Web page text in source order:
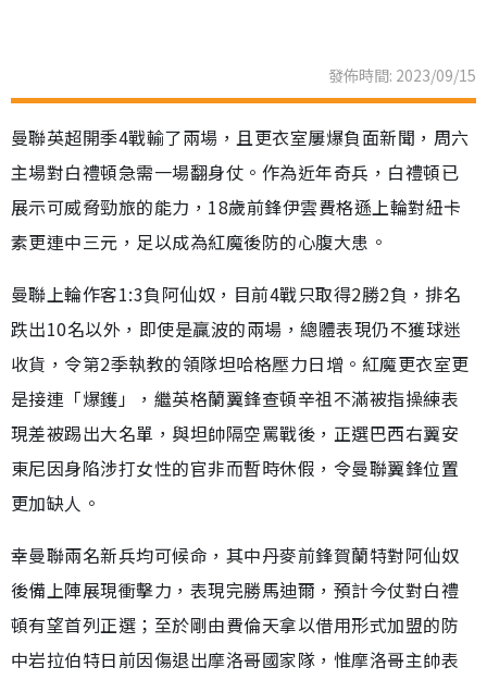
發佈時間: 2023/09/15
曼聯英超開季4戰輸了兩場，且更衣室屢爆負面新聞，周六
主場對白禮頓急需一場翻身仗。作為近年奇兵，白禮頓已
展示可威脅勁旅的能力，18歲前鋒伊雲費格遜上輪對紐卡
素更連中三元，足以成為紅魔後防的心腹大患。
曼聯上輪作客1:3負阿仙奴，目前4戰只取得2勝2負，排名
跌出10名以外，即使是贏波的兩場，總體表現仍不獲球迷
收貨，令第2季執教的領隊坦哈格壓力日增。紅魔更衣室更
是接連「爆鑊」，繼英格蘭翼鋒查頓辛祖不滿被指操練表
現差被踢出大名單，與坦帥隔空罵戰後，正選巴西右翼安
東尼因身陷涉打女性的官非而暫時休假，令曼聯翼鋒位置
更加缺人。
幸曼聯兩名新兵均可候命，其中丹麥前鋒賀蘭特對阿仙奴
後備上陣展現衝擊力，表現完勝馬迪爾，預計今仗對白禮
頓有望首列正選；至於剛由費倫天拿以借用形式加盟的防
中岩拉伯特日前因傷退出摩洛哥國家隊，惟摩洛哥主帥表